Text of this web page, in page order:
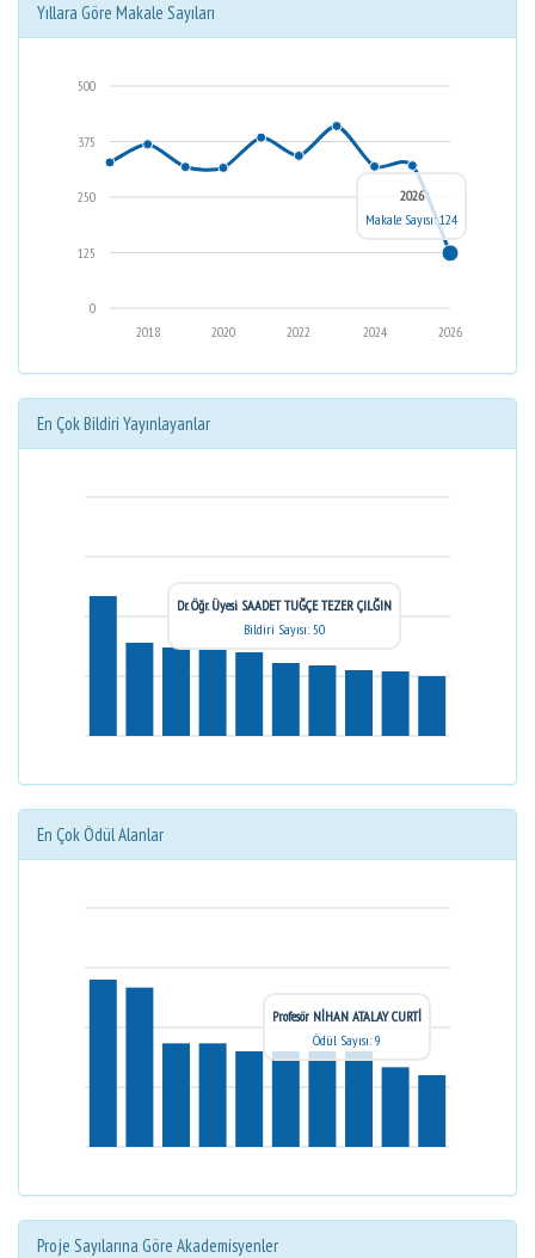
Yıllara Göre Makale Sayıları
0
125
250
375
500
2026
2024
2022
2020
2018
2026
Makale Sayısı: 124
En Çok Bildiri Yayınlayanlar
Dr. Öğr. Üyesi SAADET TUĞÇE TEZER ÇILĞIN
Bildiri Sayısı: 50
En Çok Ödül Alanlar
Profesör NİHAN ATALAY CURTİ
Ödül Sayısı: 9
Proje Sayılarına Göre Akademisyenler